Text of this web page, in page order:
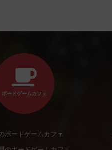
ボードゲームカフェ
ボードゲームカフェ